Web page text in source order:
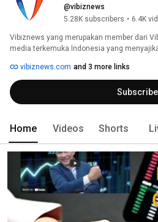
@vibiznews
5.28K subscribers • 6.4K
Vibiznews yang merupakan member dari
media terkemuka Indonesia yang
vibiznews.com and 3 more links
Subscribe
Home Videos Shorts